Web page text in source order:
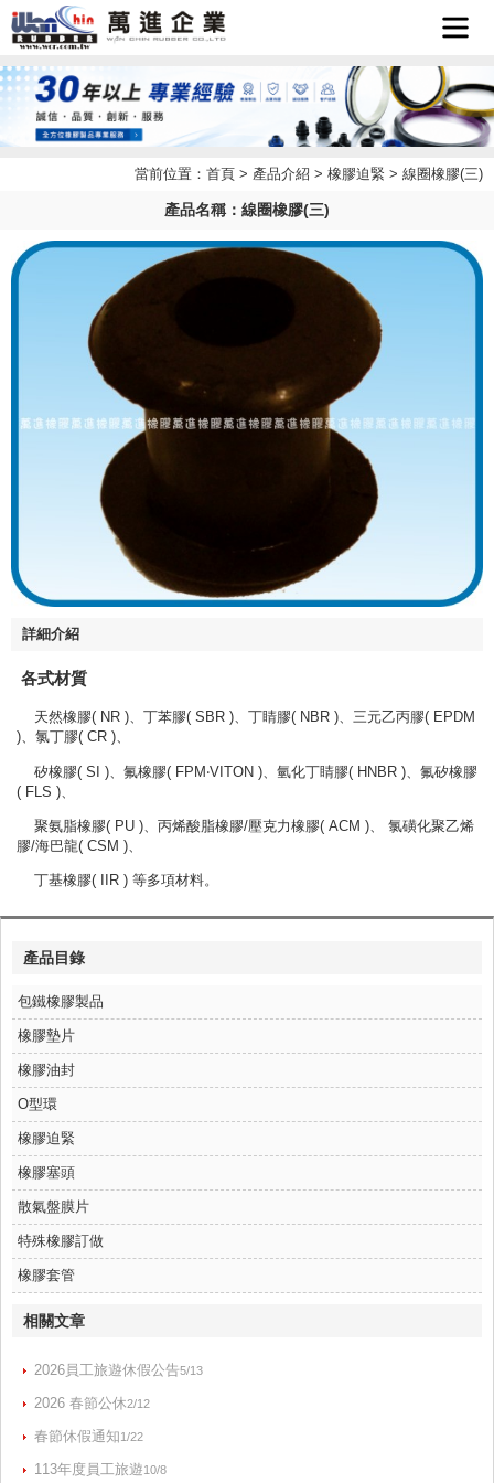
首頁
企業簡
介
最新消
息
產品介
當前位置： 首頁 > 產品介紹 > 橡膠迫緊 > 線圈橡膠(三)
產品名稱：線圈橡膠(三)
詳細介紹
各式材質
天然橡膠( NR )、丁苯膠( SBR )、丁睛膠( NBR )、三元乙丙膠( EPDM
)、氯丁膠( CR )、
矽橡膠( SI )、氟橡膠( FPM‧VITON )、氫化丁睛膠( HNBR )、氟矽橡膠
( FLS )、
聚氨脂橡膠( PU )、丙烯酸脂橡膠/壓克力橡膠( ACM )、 氯磺化聚乙烯
膠/海巴龍( CSM )、
丁基橡膠( IIR ) 等多項材料。
產品目錄
包鐵橡膠製品
橡膠墊片
橡膠油封
O型環
橡膠迫緊
橡膠塞頭
散氣盤膜片
特殊橡膠訂做
橡膠套管
相關文章
2026員工旅遊休假公告5/13
2026 春節公休2/12
春節休假通知1/22
113年度員工旅遊10/8